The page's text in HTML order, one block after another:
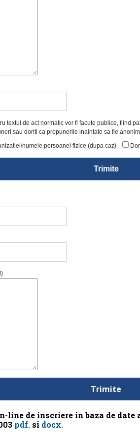
textul de act normatic vor fi facute publice, fiind
sau doriti ca propunerile inaintate sa fie
numele persoanei fizice (dupa caz)
line de inscriere in baza de
pdf. si docx.